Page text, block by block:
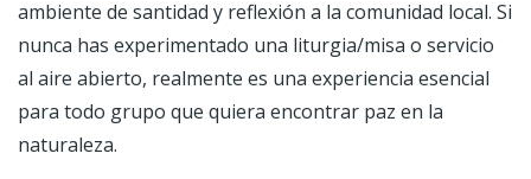
ambiente de santidad y reflexión a la comunidad local. Si
nunca has experimentado una liturgia/misa o servicio
al aire abierto, realmente es una experiencia esencial
para todo grupo que quiera encontrar paz en la
naturaleza.